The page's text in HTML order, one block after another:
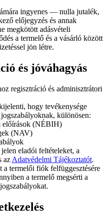
ingyenes — nulla jutalék,
előjegyzés és annak
megkötött adásvételi
a termelő és a vásárló között
jön létre.
és jóváhagyás
regisztráció és adminisztrátori
hogy tevékenysége
különösen:
előírások (NÉBIH)
(NAV)
eladói feltételeket, a
az Adatvédelmi Tájékoztatót.
termelői fiók felfüggesztésére
a termelő megsérti a